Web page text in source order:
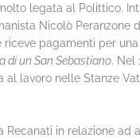
legata al Polittico.
Nicolò Peranzone
riceve pagamenti per
di un San Sebastiano. Nel
al lavoro nelle Stanze
Recanati in relazione ad